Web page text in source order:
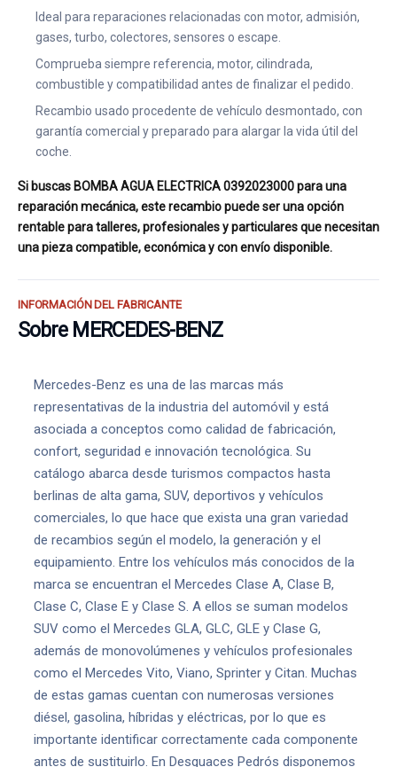
Ideal para reparaciones relacionadas con motor, admisión,
gases, turbo, colectores, sensores o escape.
Comprueba siempre referencia, motor, cilindrada,
combustible y compatibilidad antes de finalizar el pedido.
Recambio usado procedente de vehículo desmontado, con
garantía comercial y preparado para alargar la vida útil del
coche.
Si buscas BOMBA AGUA ELECTRICA 0392023000 para una
reparación mecánica, este recambio puede ser una opción
rentable para talleres, profesionales y particulares que necesitan
una pieza compatible, económica y con envío disponible.
INFORMACIÓN DEL FABRICANTE
Sobre MERCEDES-BENZ
Mercedes-Benz es una de las marcas más
representativas de la industria del automóvil y está
asociada a conceptos como calidad de fabricación,
confort, seguridad e innovación tecnológica. Su
catálogo abarca desde turismos compactos hasta
berlinas de alta gama, SUV, deportivos y vehículos
comerciales, lo que hace que exista una gran variedad
de recambios según el modelo, la generación y el
equipamiento. Entre los vehículos más conocidos de la
marca se encuentran el Mercedes Clase A, Clase B,
Clase C, Clase E y Clase S. A ellos se suman modelos
SUV como el Mercedes GLA, GLC, GLE y Clase G,
además de monovolúmenes y vehículos profesionales
como el Mercedes Vito, Viano, Sprinter y Citan. Muchas
de estas gamas cuentan con numerosas versiones
diésel, gasolina, híbridas y eléctricas, por lo que es
importante identificar correctamente cada componente
antes de sustituirlo. En Desguaces Pedrós disponemos